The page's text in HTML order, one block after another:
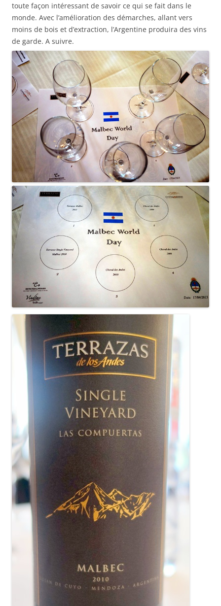
toute façon intéressant de savoir ce qui se fait dans le
monde. Avec l’amélioration des démarches, allant vers
moins de bois et d’extraction, l’Argentine produira des vins
de garde. A suivre.